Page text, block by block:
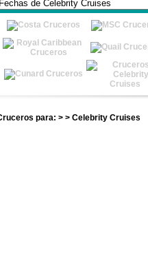
para: > > Celebrity Cruises